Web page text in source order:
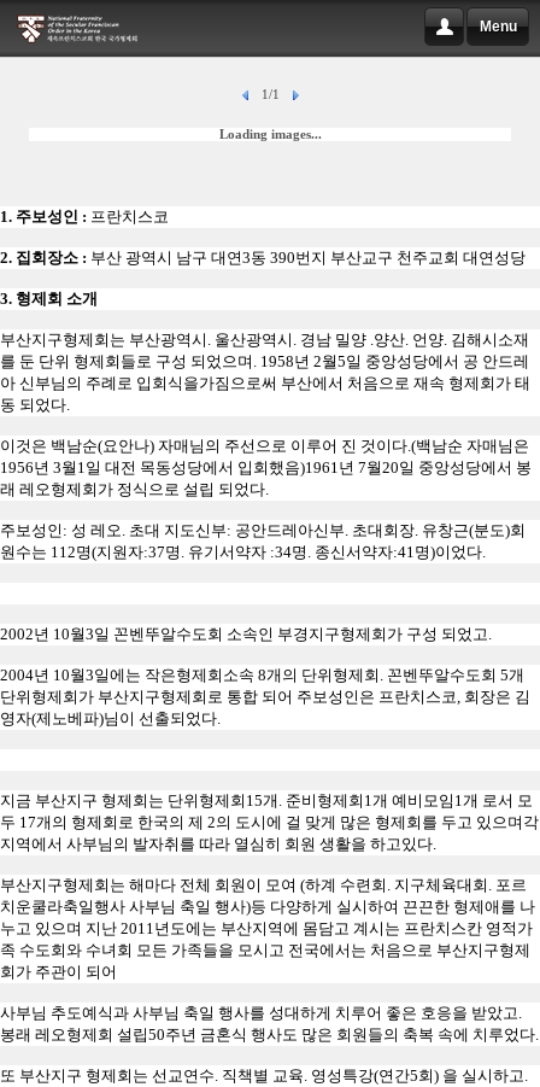
Menu
1/1
Loading images...
1. 주보성인 : 프란치스코
2. 집회장소 : 부산 광역시 남구 대연3동 390번지 부산교구 천주교회 대연성당
3. 형제회 소개
부산지구형제회는 부산광역시 . 울산광역시 . 경남 밀양 .양산. 언양. 김해시 소재
를 둔 단위 형제회들로 구성 되었으며 . 1958년 2월5일 중앙성당에서 공 안드레
아 신부님의 주례로 입회식을가짐으로써 부산에서 처음으로 재속 형제회가 태
동 되었다.
이것은 백남순(요안나) 자매님의 주선으로 이루어 진 것이다.(백남순 자매님은
1956년 3월 1일 대전 목동성당에서 입회했음)1961년 7월20일 중앙성당에서 봉
래 레오형제회가 정식으로 설립 되었다.
주보성인 : 성 레오. 초대 지도신부: 공안드레아신부. 초대회장. 유창근(분도)회
원수는 112명(지원자:37명 . 유기서약자 :34명 . 종신서약자:41명)이었다.
2002년 10월3일 꼰벤뚜알수도회 소속인 부경지구형제회가 구성 되었고.
2004년 10월3일에는 작은형제회소속 8개의 단위형제회 . 꼰벤뚜알수도회 5개
단위형제회가 부산지구형제회로 통합 되어 주보성인은 프란치스코, 회장은 김
영자(제노베파)님이 선출되었다.
지금 부산지구 형제회는 단위형제회 15개 . 준비형제회 1개 예비모임 1개 로서 모
두 17개의 형제회로 한국의 제 2의 도시에 걸 맞게 많은 형제회를 두고 있으며 각
지역에서 사부님의 발자취를 따라 열심히 회원 생활을 하고있다.
부산지구형제회는 해마다 전체 회원이 모여 (하계 수련회 . 지구체육대회 . 포르
치운쿨라축일행사 사부님 축일 행사)등 다양하게 실시하여 끈끈한 형제애를 나
누고 있으며 지난 2011년도에는 부산지역에 몸담고 계시는 프란치스칸 영적가
족 수도회와 수녀회 모든 가족들을 모시고 전국에서는 처음으로 부산지구형제
회가 주관이 되어
사부님 추도예식과 사부님 축일 행사를 성대하게 치루어 좋은 호응을 받았고.
봉래 레오형제회 설립50주년 금혼식 행사도 많은 회원들의 축복 속에 치루었다.
또 부산지구 형제회는 선교연수. 직책별 교육. 영성특강(연간5회) 을 실시하고.